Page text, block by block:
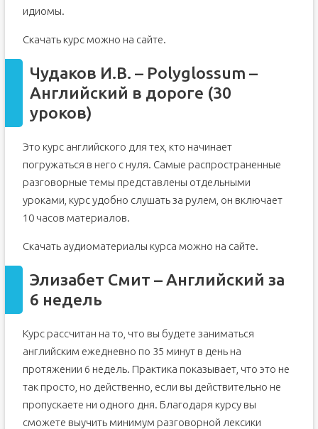
идиомы.
Скачать курс можно на сайте.
Чудаков И.В. – Polyglossum –
Английский в дороге (30
уроков)
Это курс английского для тех, кто начинает
погружаться в него с нуля. Самые распространенные
разговорные темы представлены отдельными
уроками, курс удобно слушать за рулем, он включает
10 часов материалов.
Скачать аудиоматериалы курса можно на сайте.
Элизабет Смит – Английский за
6 недель
Курс рассчитан на то, что вы будете заниматься
английским ежедневно по 35 минут в день на
протяжении 6 недель. Практика показывает, что это не
так просто, но действенно, если вы действительно не
пропускаете ни одного дня. Благодаря курсу вы
сможете выучить минимум разговорной лексики